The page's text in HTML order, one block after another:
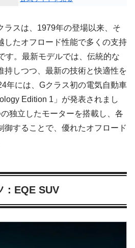
ラスは、1979年の登場以来、そ
したオフロード性能で多くの支持
す。最新モデルでは、伝統的な
持しつつ、最新の技術と快適性を
年には、Gクラス初の電気自動車
Edition 1」が発表されまし
独立したモーターを搭載し、各
御することで、優れたオフロード
：EQE SUV